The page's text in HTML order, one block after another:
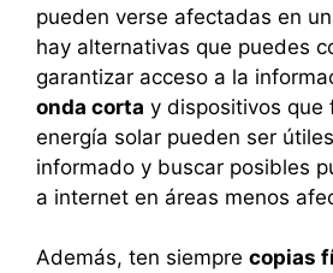
pueden verse afectadas en
hay alternativas que puedes
garantizar acceso a la
onda corta y dispositivos que
energía solar pueden ser
informado y buscar posibles
a internet en áreas menos
Además, ten siempre copias